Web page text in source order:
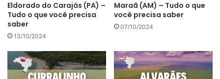
Eldorado do Carajás (PA) –
Tudo o que você precisa
saber
13/10/2024
Maraã (AM) – Tudo o que
você precisa saber
07/10/2024